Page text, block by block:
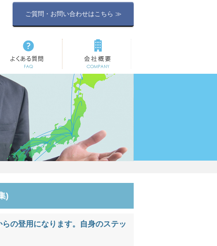
ご質問・お問い合わせはこちら ≫
よくある質問 会社概要
)
の登用になります。自身のステッ